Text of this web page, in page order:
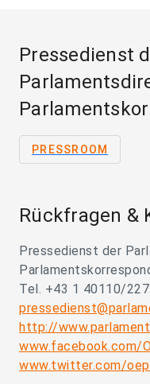
Pressedienst
PRESSROOM
Rückfragen &
Pressedienst der
Tel. +43 1 40110/
http://
www.facebook.com/
www.twitter.com/